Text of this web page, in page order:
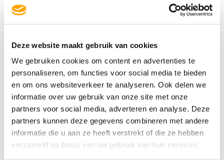
Deze website maakt gebruik van cookies
We gebruiken cookies om content en advertenties te
personaliseren, om functies voor social media te bieden
en om ons websiteverkeer te analyseren. Ook delen we
informatie over uw gebruik van onze site met onze
partners voor social media, adverteren en analyse. Deze
partners kunnen deze gegevens combineren met andere
informatie die u aan ze heeft verstrekt of die ze hebben
verzameld op basis van uw gebruik van hun services.